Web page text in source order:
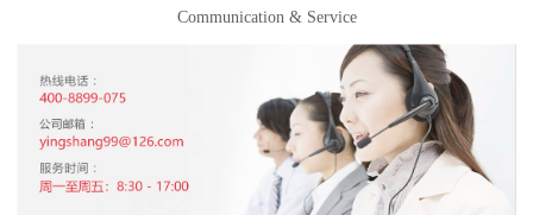
Communication & Service